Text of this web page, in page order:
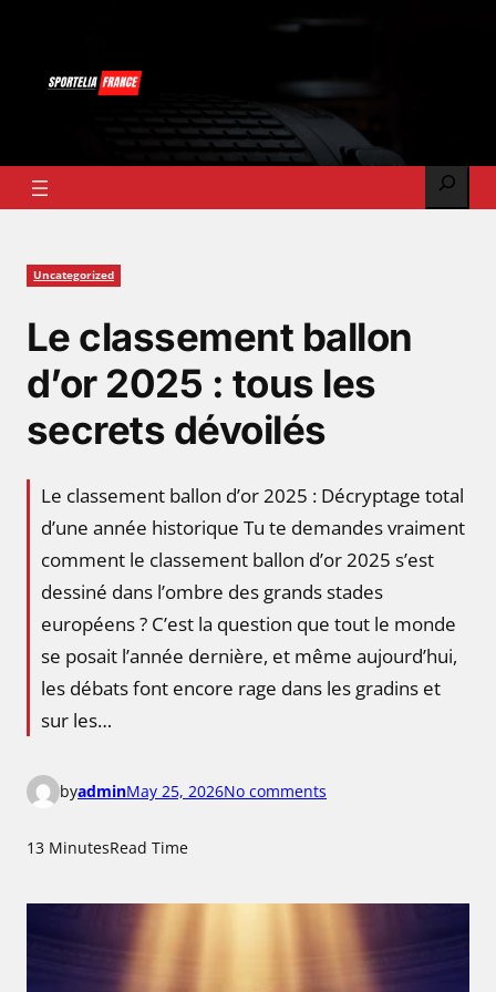
content
Search
Uncategorized
Le classement ballon
d’or 2025 : tous les
secrets dévoilés
Le classement ballon d’or 2025 : Décryptage total
d’une année historique Tu te demandes vraiment
comment le classement ballon d’or 2025 s’est
dessiné dans l’ombre des grands stades
européens ? C’est la question que tout le monde
se posait l’année dernière, et même aujourd’hui,
les débats font encore rage dans les gradins et
sur les…
byadminMay 25, 2026No comments
13 MinutesRead Time